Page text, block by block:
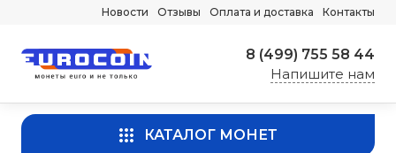
Новости Отзывы Оплата и доставка Контакты
8 (499) 755 58 44
Напишите нам
КАТАЛОГ МОНЕТ